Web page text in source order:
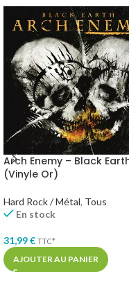
Arch Enemy – Black
(Vinyle Or)
Hard Rock / Métal, Tous
En stock
31,99€ TTC*
AJOUTER AU PANIER